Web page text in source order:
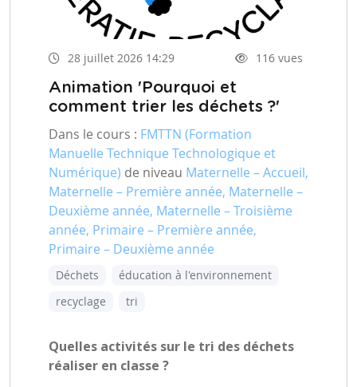
28 juillet 2026 14:29 116 vues
Animation 'Pourquoi et
comment trier les déchets ?'
Dans le cours : FMTTN (Formation
Manuelle Technique Technologique et
Numérique) de niveau Maternelle – Accueil,
Maternelle – Première année, Maternelle –
Deuxième année, Maternelle – Troisième
année, Primaire – Première année,
Primaire – Deuxième année
Déchets
éducation à l'environnement
recyclage
tri
Quelles activités sur le tri des déchets
réaliser en classe ?